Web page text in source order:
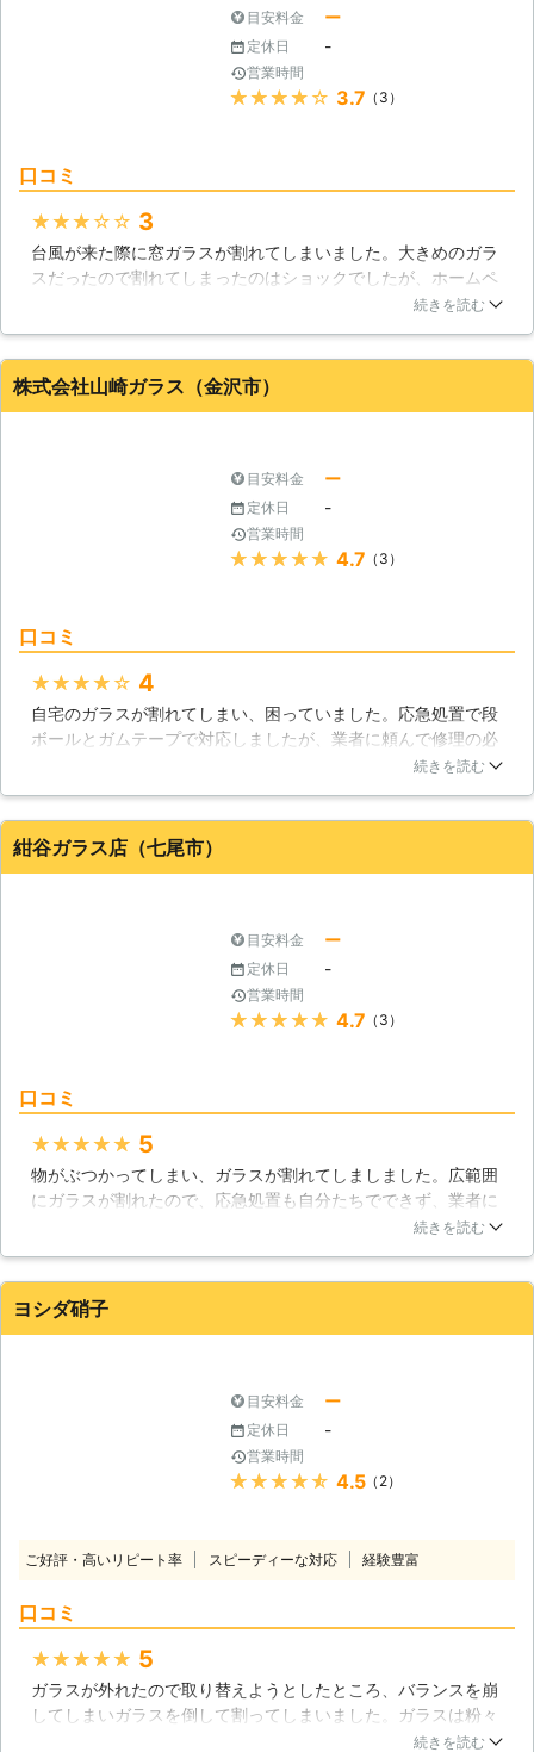
目安料金 ー
定休日 -
営業時間
★★★★★ 3.7 （3）
口コミ
★★★★★ 3
台風が来た際に窓ガラスが割れてしまいました。大きめのガラ
スだったので割れてしまったのはショックでしたが、ホームペ
ージで知った御社が良さそうだと思ったので依頼しました。問
終了したのでほっとしました。
石川県 小松市 2016年11月24日
続きを読む
株式会社山崎ガラス（金沢市）
目安料金 ー
定休日 -
営業時間
★★★★★ 4.7 （3）
口コミ
★★★★★ 4
自宅のガラスが割れてしまい、困っていました。応急処置で段
ボールとガムテープで対応しましたが、業者に頼んで修理の必
要性があることは明白でした。株式会社山崎ガラスに、今回は
なめの技術力にも長けています。
石川県 金沢市 2016年10月15日
続きを読む
紺谷ガラス店（七尾市）
目安料金 ー
定休日 -
営業時間
★★★★★ 4.7 （3）
口コミ
★★★★★ 5
物がぶつかってしまい、ガラスが割れてしましました。広範囲
にガラスが割れたので、応急処置も自分たちでできず、業者に
お願いすることにしました。近くの業者をネットで調べると
ってきたので良かったです。
石川県 七尾市 2016年12月13日
続きを読む
ヨシダ硝子
目安料金 ー
定休日 -
営業時間
★★★★★ 4.5（2）
ご好評・高いリピート率 スピーディーな対応 経験豊富
口コミ
★★★★★ 5
ガラスが外れたので取り替えようとしたところ、バランスを崩
してしまいガラスを倒して割ってしまいました。ガラスは粉々
になり、見るも無惨な姿です。そのままでは夜は特に防犯面で
続きを読む